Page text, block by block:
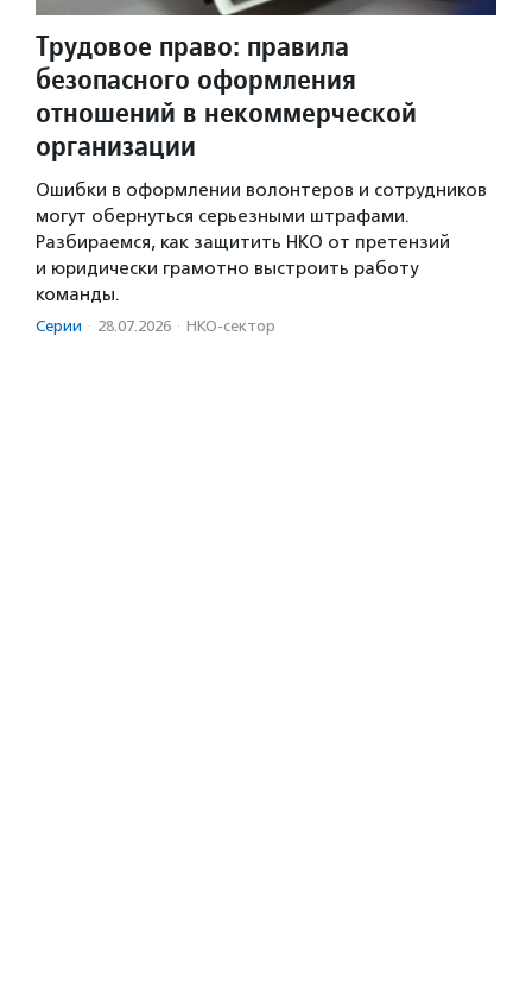
Трудовое право: правила
безопасного оформления
отношений в некоммерческой
организации
Ошибки в оформлении волонтеров и сотрудников
могут обернуться серьезными штрафами.
Разбираемся, как защитить НКО от претензий
и юридически грамотно выстроить работу
команды.
Серии · 28.07.2026 · НКО-сектор